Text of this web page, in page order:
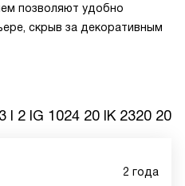
позволяют удобно
скрыв за декоративным
I 2 IG 1024 20 IK 2320 20
2 года